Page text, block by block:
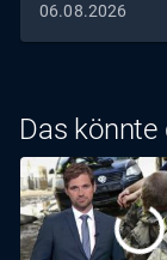
06.08.2026
Das könnte